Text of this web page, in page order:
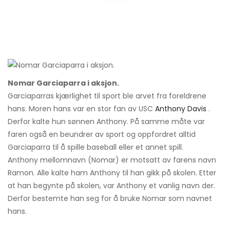
Nomar Garciaparra i aksjon.
Garciaparras kjærlighet til sport ble arvet fra foreldrene
hans. Moren hans var en stor fan av USC Anthony Davis .
Derfor kalte hun sønnen Anthony. På samme måte var
faren også en beundrer av sport og oppfordret alltid
Garciaparra til å spille baseball eller et annet spill.
Anthony mellomnavn (Nomar) er motsatt av farens navn
Ramon. Alle kalte ham Anthony til han gikk på skolen. Etter
at han begynte på skolen, var Anthony et vanlig navn der.
Derfor bestemte han seg for å bruke Nomar som navnet
hans.